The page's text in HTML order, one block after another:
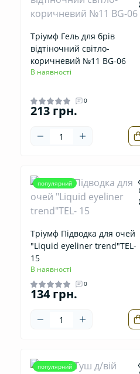
Тріумф Гель для брів
відтіночний світло-
коричневий №11 BG-06
В наявності
0
213 грн.
популярний
Тріумф Підводка для очей
"Liquid eyeliner trend"ТЕL-
15
В наявності
0
134 грн.
популярний